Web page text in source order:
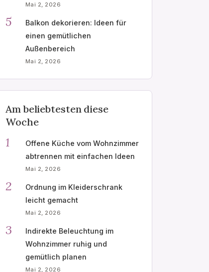
Mai 2, 2026
5
Balkon dekorieren: Ideen für
einen gemütlichen
Außenbereich
Mai 2, 2026
Am beliebtesten diese
Woche
1
Offene Küche vom Wohnzimmer
abtrennen mit einfachen Ideen
Mai 2, 2026
2
Ordnung im Kleiderschrank
leicht gemacht
Mai 2, 2026
3
Indirekte Beleuchtung im
Wohnzimmer ruhig und
gemütlich planen
Mai 2, 2026